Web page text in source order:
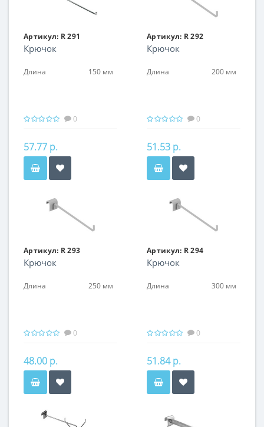
Артикул: R 291
Крючок
Длина 150 мм
0
57.77 р.
Артикул: R 292
Крючок
Длина 200 мм
0
51.53 р.
Артикул: R 293
Крючок
Длина 250 мм
0
48.00 р.
Артикул: R 294
Крючок
Длина 300 мм
0
51.84 р.